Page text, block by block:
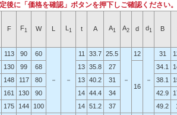
後に「価格を確認」ボタンを押下しご確認ください。
F F1 W 1 t A A1 A2 d d1 B
113 90 60
－ －
11 33.7 25.5
－
12
－
31
130 99 68 13 35.8 27
16
34.1
148 117 80 13 40.2 31 38.1
161 130 90 14 44.4 34 42.9
175 144 100 14 51.2 37 49.2